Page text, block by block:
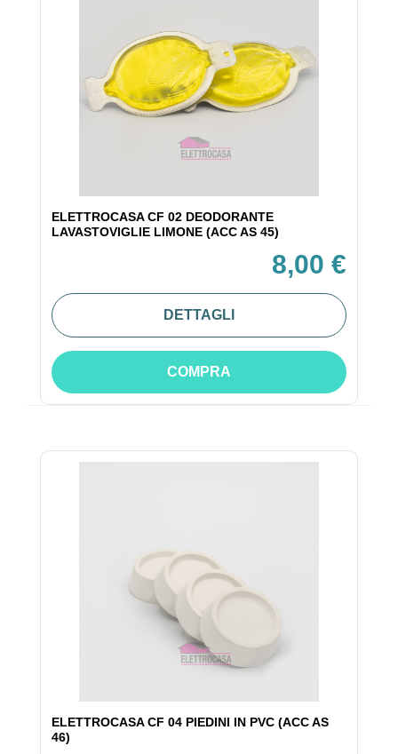
ELETTROCASA CF 02 DEODORANTE
LAVASTOVIGLIE LIMONE (ACC AS 45)
8,00 €
DETTAGLI
COMPRA
ELETTROCASA CF 04 PIEDINI IN PVC (ACC AS
46)